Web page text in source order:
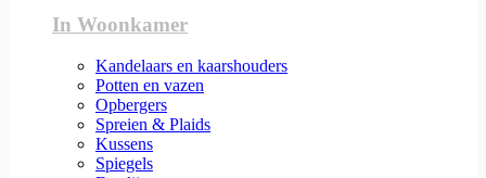
In Woonkamer
Kandelaars en kaarshouders
Potten en vazen
Opbergers
Spreien & Plaids
Kussens
Spiegels